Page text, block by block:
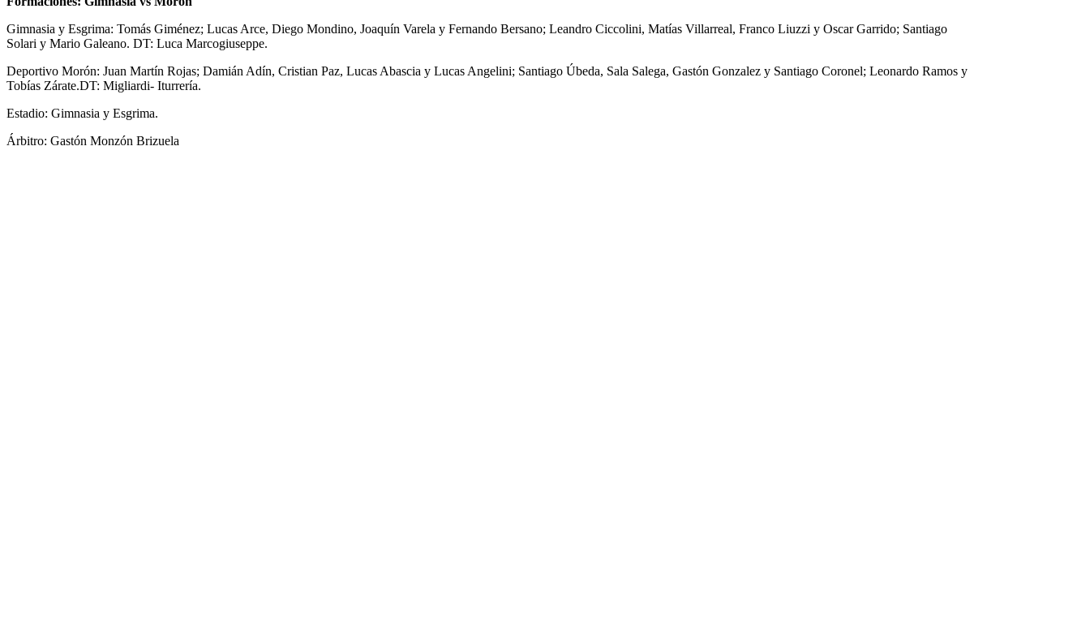
Gimnasia y Esgrima: Tomás Giménez; Lucas Arce, Diego Mondino, Joaquín Varela y Fernando Bersano; Leandro Ciccolini, Matías Villarreal, Franco Liuzzi y Oscar Garrido; Santiago
Solari y Mario Galeano. DT: Luca Marcogiuseppe.
Deportivo Morón: Juan Martín Rojas; Damián Adín, Cristian Paz, Lucas Abascia y Lucas Angelini; Santiago Úbeda, Sala Salega, Gastón Gonzalez y Santiago Coronel; Leonardo Ramos y
Tobías Zárate.DT: Migliardi- Iturrería.
Estadio: Gimnasia y Esgrima.
Árbitro: Gastón Monzón Brizuela